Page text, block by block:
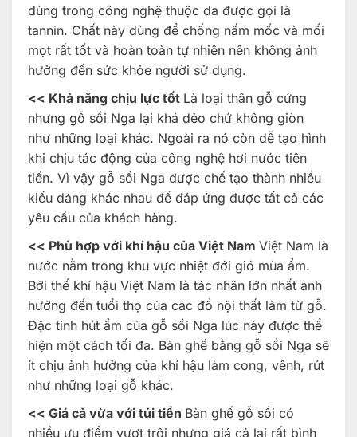
dùng trong công nghệ thuộc da được gọi là
tannin. Chất này dùng để chống nấm mốc và mối
mọt rất tốt và hoàn toàn tự nhiên nên không ảnh
hưởng đến sức khỏe người sử dụng.
<< Khả năng chịu lực tốt Là loại thân gỗ cứng
nhưng gỗ sồi Nga lại khá dẻo chứ không giòn
như những loại khác. Ngoài ra nó còn dễ tạo hình
khi chịu tác động của công nghệ hơi nước tiên
tiến. Vì vậy gỗ sồi Nga được chế tạo thành nhiều
kiểu dáng khác nhau để đáp ứng được tất cả các
yêu cầu của khách hàng.
<< Phù hợp với khí hậu của Việt Nam Việt Nam là
nước nằm trong khu vực nhiệt đới gió mùa ẩm.
Bởi thế khí hậu Việt Nam là tác nhân lớn nhất ảnh
hưởng đến tuổi thọ của các đồ nội thất làm từ gỗ.
Đặc tính hút ẩm của gỗ sồi Nga lúc này được thể
hiện một cách tối đa. Bàn ghế bằng gỗ sồi Nga sẽ
ít chịu ảnh hưởng của khí hậu làm cong, vênh, rút
như những loại gỗ khác.
<< Giá cả vừa với túi tiền Bàn ghế gỗ sồi có
nhiều ưu điểm vượt trội nhưng giá cả lại rất bình